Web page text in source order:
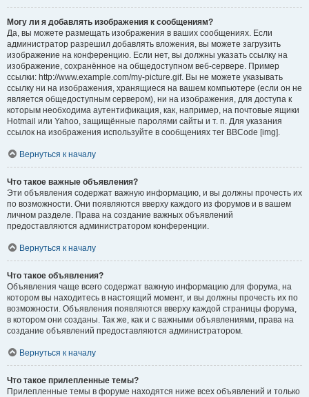
Могу ли я добавлять изображения к сообщениям?
Да, вы можете размещать изображения в ваших сообщениях. Если
администратор разрешил добавлять вложения, вы можете загрузить
изображение на конференцию. Если нет, вы должны указать ссылку на
изображение, сохранённое на общедоступном веб-сервере. Пример
ссылки: http://www.example.com/my-picture.gif. Вы не можете указывать
ссылку ни на изображения, хранящиеся на вашем компьютере (если он не
является общедоступным сервером), ни на изображения, для доступа к
которым необходима аутентификация, как, например, на почтовые ящики
Hotmail или Yahoo, защищённые паролями сайты и т. п. Для указания
ссылок на изображения используйте в сообщениях тег BBCode [img].
Вернуться к началу
Что такое важные объявления?
Эти объявления содержат важную информацию, и вы должны прочесть их
по возможности. Они появляются вверху каждого из форумов и в вашем
личном разделе. Права на создание важных объявлений
предоставляются администратором конференции.
Вернуться к началу
Что такое объявления?
Объявления чаще всего содержат важную информацию для форума, на
котором вы находитесь в настоящий момент, и вы должны прочесть их по
возможности. Объявления появляются вверху каждой страницы форума,
в котором они созданы. Так же, как и с важными объявлениями, права на
создание объявлений предоставляются администратором.
Вернуться к началу
Что такое прилепленные темы?
Прилепленные темы в форуме находятся ниже всех объявлений и только